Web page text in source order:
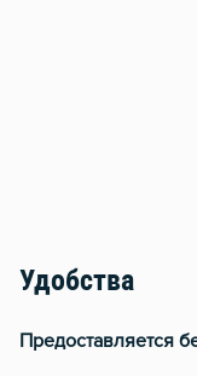
Удобства
Предоставляется